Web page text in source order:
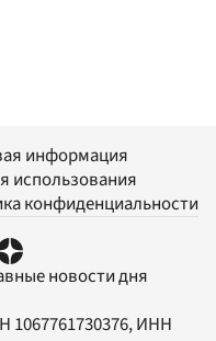
информация
использования
конфиденциальности
новости дня
1067761730376, ИНН